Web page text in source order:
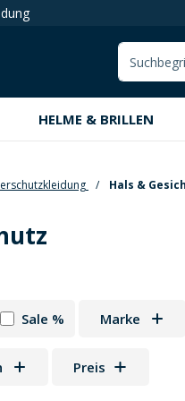
HELME & BRILLEN
Hals &
Sale % Marke
Preis